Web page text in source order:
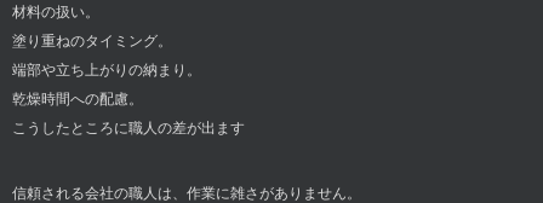
材料の扱い。
塗り重ねのタイミング。
端部や立ち上がりの納まり。
乾燥時間への配慮。
こうしたところに職人の差が出ます
信頼される会社の職人は、作業に雑さがありません。